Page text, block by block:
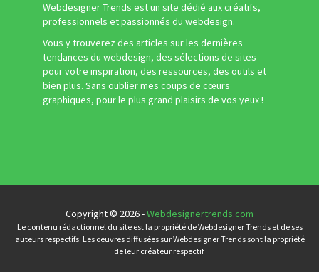
Webdesigner Trends est un site dédié aux créatifs,
professionnels et passionnés du webdesign.
Vous y trouverez des articles sur les dernières
tendances du webdesign, des sélections de sites
pour votre inspiration, des ressources, des outils et
bien plus. Sans oublier mes coups de cœurs
graphiques, pour le plus grand plaisirs de vos yeux !
Copyright © 2026 -Webdesignertrends.com
Le contenu rédactionnel du site est la propriété de Webdesigner Trends et de ses
auteurs respectifs. Les oeuvres diffusées sur Webdesigner Trends sont la propriété
de leur créateur respectif.